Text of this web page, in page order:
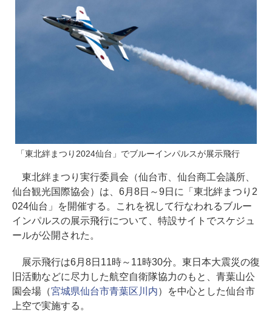
「東北絆まつり2024仙台」でブルーインパルスが展示飛行
東北絆まつり実行委員会（仙台市、仙台商工会議所、
仙台観光国際協会）は、6月8日～9日に「東北絆まつり2
024仙台」を開催する。これを祝して行なわれるブルー
インパルスの展示飛行について、特設サイトでスケジュ
ールが公開された。
展示飛行は6月8日11時～11時30分。東日本大震災の復
旧活動などに尽力した航空自衛隊協力のもと、青葉山公
園会場（宮城県仙台市青葉区川内）を中心とした仙台市
上空で実施する。